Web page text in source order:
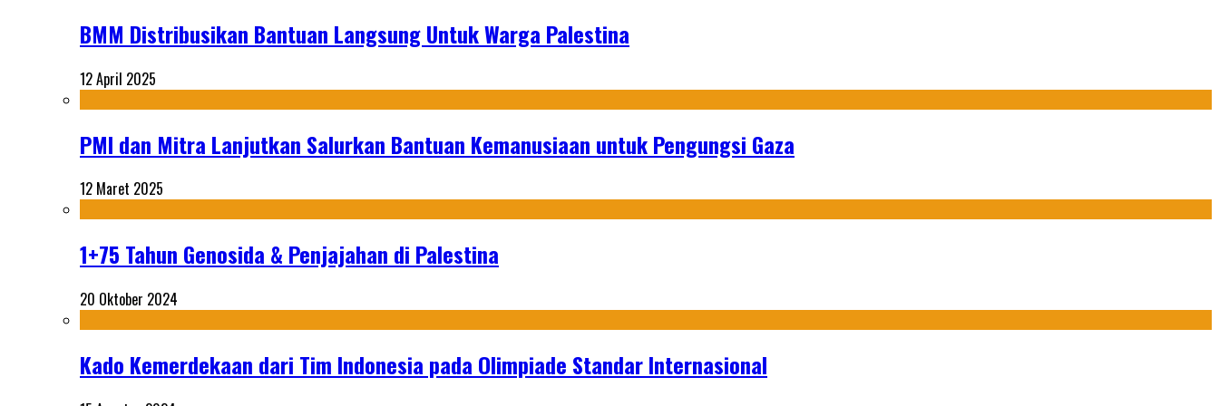
BMM Distribusikan Bantuan Langsung Untuk Warga Palestina
12 April 2025
PMI dan Mitra Lanjutkan Salurkan Bantuan Kemanusiaan untuk Pengungsi Gaza
12 Maret 2025
1+75 Tahun Genosida & Penjajahan di Palestina
20 Oktober 2024
Kado Kemerdekaan dari Tim Indonesia pada Olimpiade Standar Internasional